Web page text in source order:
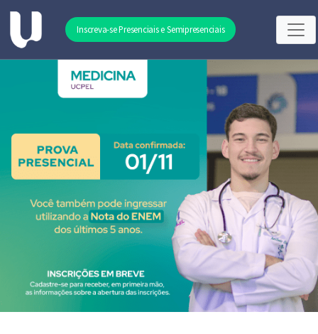
Inscreva-se Presenciais e Semipresenciais